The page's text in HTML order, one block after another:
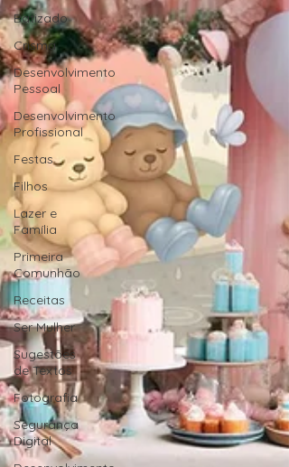
Batizado
Crisma
Desenvolvimento
Pessoal
Desenvolvimento
Profissional
Festas
Filhos
Lazer e
Família
Primeira
Comunhão
Receitas
Ser Mulher
Sugestões
de Textos
Fotografia
Segurança
Digital